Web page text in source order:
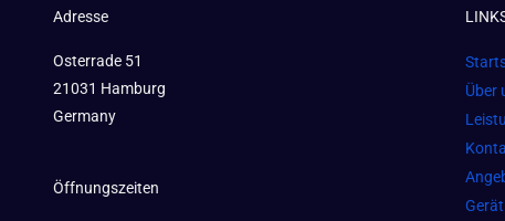
Adresse
Osterrade 51
21031 Hamburg
Germany
Öffnungszeiten
Über